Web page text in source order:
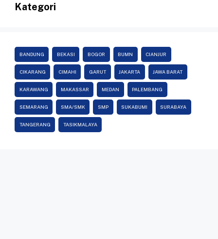
Kategori
BANDUNG BEKASI BOGOR BUMN CIANJUR
CIKARANG CIMAHI GARUT JAKARTA JAWA BARAT
KARAWANG MAKASSAR MEDAN PALEMBANG
SEMARANG SMA/SMK SMP SUKABUMI SURABAYA
TANGERANG TASIKMALAYA